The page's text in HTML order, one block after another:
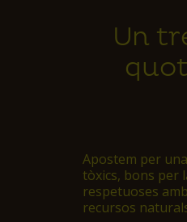
Un
Apostem per
tòxics, bons per
respetuoses
recursos